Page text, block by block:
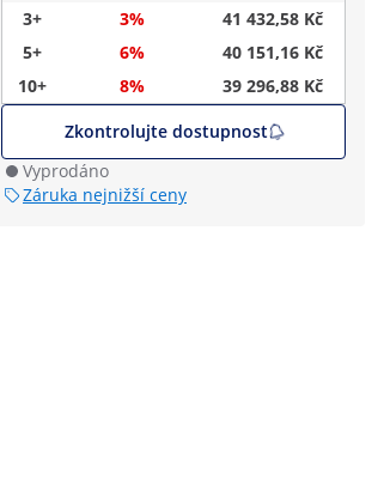
3+
3%
41 432,58 Kč
5+
6%
40 151,16 Kč
10+
8%
39 296,88 Kč
Zkontrolujte dostupnost
Vyprodáno
Záruka nejnižší ceny